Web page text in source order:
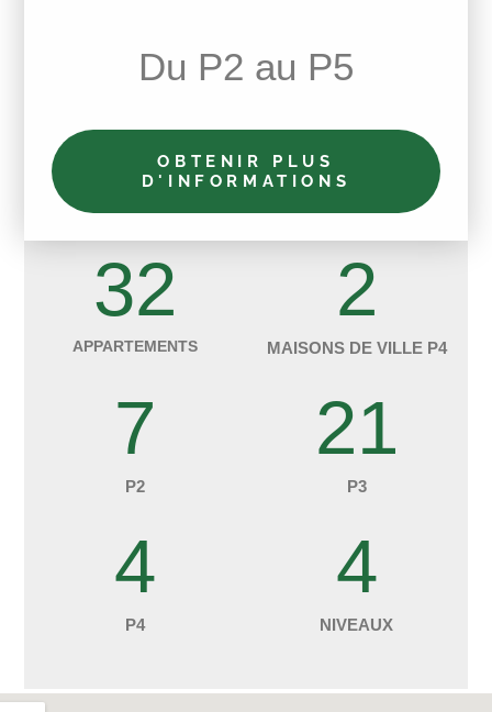
Du P2 au P5
OBTENIR PLUS
D'INFORMATIONS
APPARTEMENTS
32
MAISONS DE VILLE P4
2
P2
7
P3
21
P4
4
NIVEAUX
4